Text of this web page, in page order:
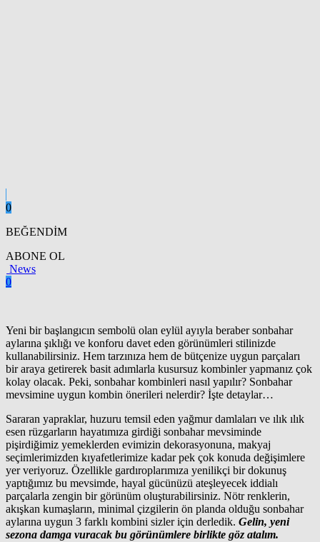
0
BEĞENDİM
ABONE OL
News
0
Yeni bir başlangıcın sembolü olan eylül ayıyla beraber sonbahar
aylarına şıklığı ve konforu davet eden görünümleri stilinizde
kullanabilirsiniz. Hem tarzınıza hem de bütçenize uygun parçaları
bir araya getirerek basit adımlarla kusursuz kombinler yapmanız çok
kolay olacak. Peki, sonbahar kombinleri nasıl yapılır? Sonbahar
mevsimine uygun kombin önerileri nelerdir? İşte detaylar…
Sararan yapraklar, huzuru temsil eden yağmur damlaları ve ılık ılık
esen rüzgarların hayatımıza girdiği sonbahar mevsiminde
pişirdiğimiz yemeklerden evimizin dekorasyonuna, makyaj
seçimlerimizden kıyafetlerimize kadar pek çok konuda değişimlere
yer veriyoruz. Özellikle gardıroplarımıza yenilikçi bir dokunuş
yaptığımız bu mevsimde, hayal gücünüzü ateşleyecek iddialı
parçalarla zengin bir görünüm oluşturabilirsiniz. Nötr renklerin,
akışkan kumaşların, minimal çizgilerin ön planda olduğu sonbahar
aylarına uygun 3 farklı kombini sizler için derledik. Gelin, yeni
sezona damga vuracak bu görünümlere birlikte göz atalım.